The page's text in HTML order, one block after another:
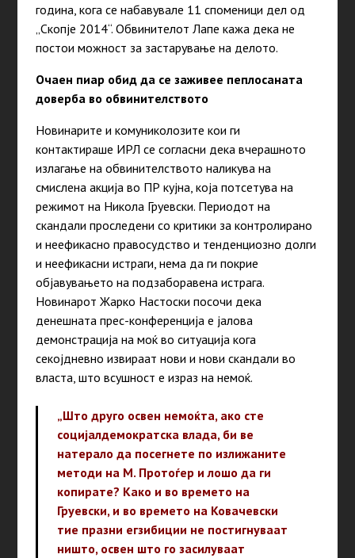
година, кога се набавувале 11 споменици дел од
„Скопје 2014“. Обвинителот Лапе кажа дека не
постои можност за застарување на делото.
Очаен пиар обид да се заживее пеплосаната
доверба во обвинителството
Новинарите и комуниколозите кои ги
контактираше ИРЛ се согласни дека вчерашното
излагање на обвинителството наликува на
смислена акција во ПР кујна, која потсетува на
режимот на Никола Груевски. Периодот на
скандали проследени со критики за контролирано
и неефикасно правосудство и тенденциозно долги
и неефикасни истраги, нема да ги покрие
објавувањето на подзаборавена истрага.
Новинарот Жарко Настоски посочи дека
денешната прес-конференција е јалова
демонстрација на моќ во ситуација кога
секојдневно извираат нови и нови скандали во
власта, што всушност е израз на немоќ.
„Што друго освен немоќта, ако сте
социјалдемократска влада, би ве
натерало да посегнете по излижаните
методи на М. Протоѓер и лошо да ги
копирате? Како и во времето на
Груевски, и во времето на Ковачевски
тие празни егзибиции не постигнуваат
ништо, освен што го засилуваат